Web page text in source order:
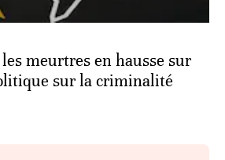
meurtres en hausse sur
sur la criminalité